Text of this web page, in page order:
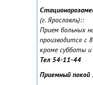
(г. Ярославль)::
Прием больных
производится с
кроме субботы и
Тел 54-11-44
Приемный